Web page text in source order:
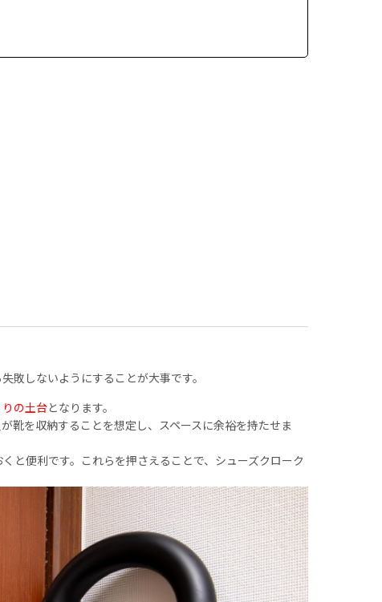
敗しないようにすることが大事です。
の土台となります。
靴を収納することを想定し、スペースに余裕を持たせま
と便利です。これらを押さえることで、シューズクローク